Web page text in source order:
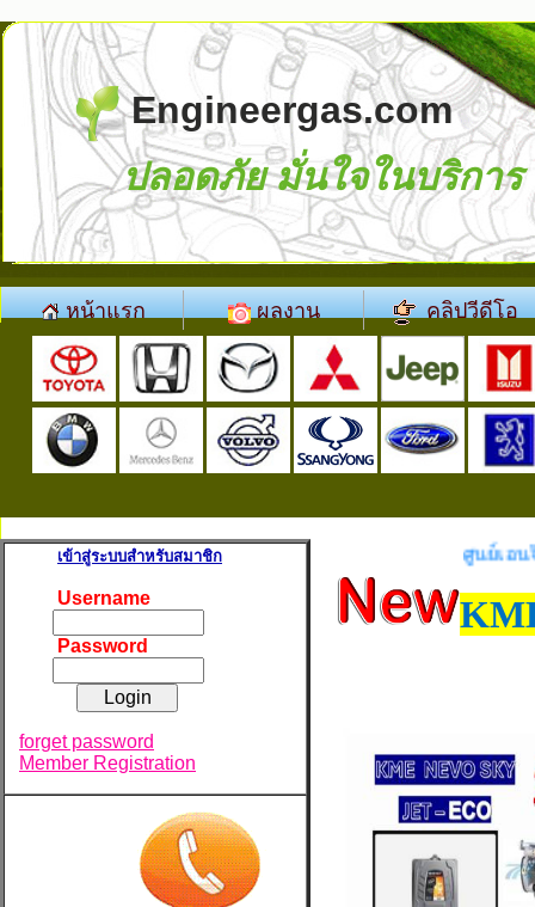
Engineergas.com
ปลอดภัย มั่นใจในบริการ
หน้าแรก ผลงาน คลิปวีดีโอ
เข้าสู่ระบบสำหรับสมาชิก
Username
Password
forget password
Member Registration
ศูนย์เอนจิเ